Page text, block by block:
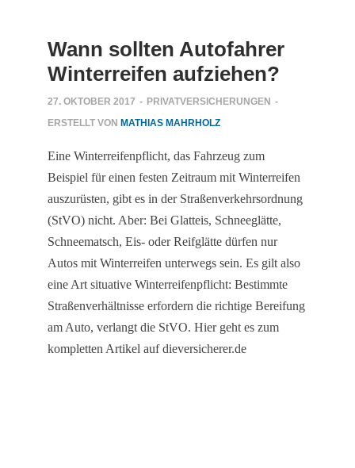
Wann sollten Autofahrer
Winterreifen aufziehen?
27. OKTOBER 2017 - PRIVATVERSICHERUNGEN -
ERSTELLT VON MATHIAS MAHRHOLZ
Eine Winterreifenpflicht, das Fahrzeug zum
Beispiel für einen festen Zeitraum mit Winterreifen
auszurüsten, gibt es in der Straßenverkehrsordnung
(StVO) nicht. Aber: Bei Glatteis, Schneeglätte,
Schneematsch, Eis- oder Reifglätte dürfen nur
Autos mit Winterreifen unterwegs sein. Es gilt also
eine Art situative Winterreifenpflicht: Bestimmte
Straßenverhältnisse erfordern die richtige Bereifung
am Auto, verlangt die StVO. Hier geht es zum
kompletten Artikel auf dieversicherer.de